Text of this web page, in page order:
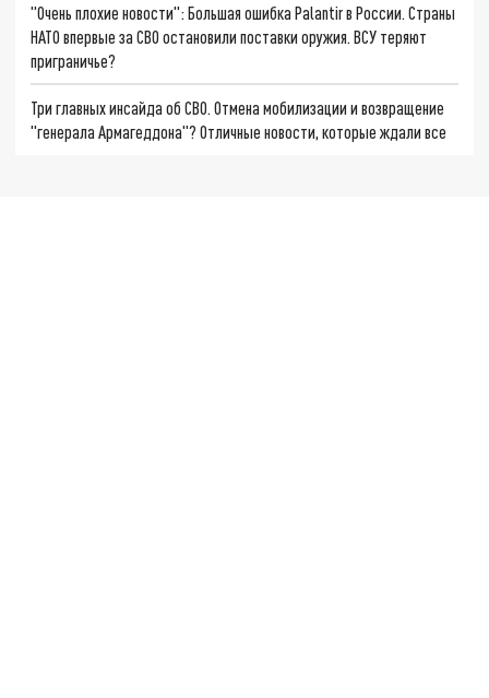
"Очень плохие новости": Большая ошибка Palantir в России. Страны
НАТО впервые за СВО остановили поставки оружия. ВСУ теряют
приграничье?
Три главных инсайда об СВО. Отмена мобилизации и возвращение
"генерала Армагеддона"? Отличные новости, которые ждали все